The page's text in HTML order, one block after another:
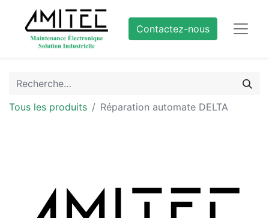
Contactez-nous
Tous les produits Réparation automate DELTA